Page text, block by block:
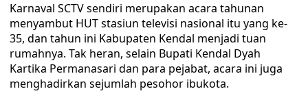
Karnaval SCTV sendiri merupakan acara tahunan
menyambut HUT stasiun televisi nasional itu yang ke-
35, dan tahun ini Kabupaten Kendal menjadi tuan
rumahnya. Tak heran, selain Bupati Kendal Dyah
Kartika Permanasari dan para pejabat, acara ini juga
menghadirkan sejumlah pesohor ibukota.